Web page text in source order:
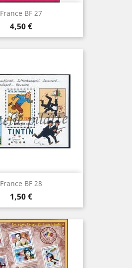
France BF 27
Prix
4,50 €
France BF 28
Prix
1,50 €